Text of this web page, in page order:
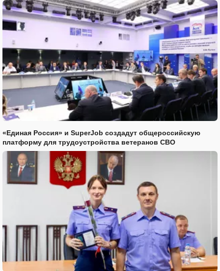
«Единая Россия» и SuperJob создадут общероссийскую
платформу для трудоустройства ветеранов СВО